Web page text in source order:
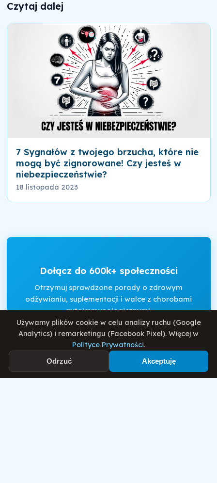
Czytaj dalej
7 Sygnałów z twojego brzucha, które nie
mogą być zignorowane! Czy jesteś w
niebezpieczeństwie?
18 listopada 2023
Dołącz do 600k+ społeczności
Otrzymuj sprawdzone porady o zdrowym
odżywianiu, suplementacji i walce z chorobami
autoimmunologicznymi.
AkceptujęRegulamin iPolitykę Prywatności.
Zapisz się
Używamy plików cookie w celu analizy ruchu (Google
Analytics) i remarketingu (Facebook Pixel). Więcej w
Polityce Prywatności.
Odrzuć Akceptuję